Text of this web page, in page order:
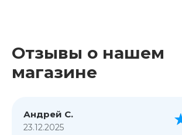
Отзывы о нашем
магазине
Андрей С.
23.12.2025